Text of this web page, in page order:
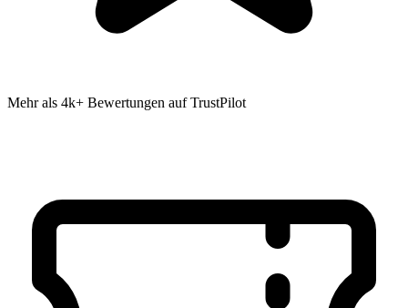
Mehr als 4k+ Bewertungen auf TrustPilot